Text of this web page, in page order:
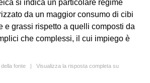
si indica un particolare regime
da un maggior consumo di cibi
e grassi rispetto a quelli composti da
che complessi, il cui impiego è
fonte | Visualizza la risposta completa su